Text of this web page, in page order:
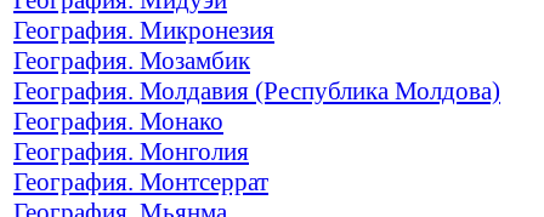
География. Микронезия
География. Мозамбик
География. Молдавия (Республика Молдова)
География. Монако
География. Монголия
География. Монтсеррат